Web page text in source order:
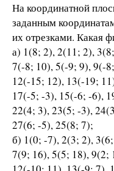
На координатной
заданным
их отрезками. Какая
а) 1(8; 2), 2(11; 2),
7(-8; 10), 5(-9; 9), 9(-
12(-15; 12), 13(-19;
17(-5; -3), 15(-6; -6),
22(4; 3), 23(5; -3),
27(6; -5), 25(8; 7);
б) 1(0; -7), 2(3; 2),
7(9; 16), 5(5; 18), 9(2;